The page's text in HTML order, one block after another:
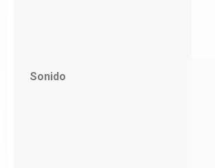
Sonido